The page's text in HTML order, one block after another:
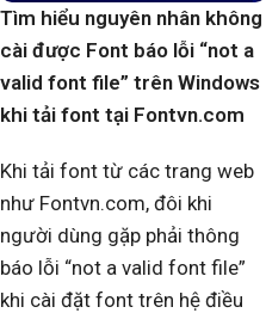
Tìm hiểu nguyên nhân không
cài được Font báo lỗi “not a
valid font file” trên Windows
khi tải font tại Fontvn.com
Khi tải font từ các trang web
như Fontvn.com, đôi khi
người dùng gặp phải thông
báo lỗi “not a valid font file”
khi cài đặt font trên hệ điều